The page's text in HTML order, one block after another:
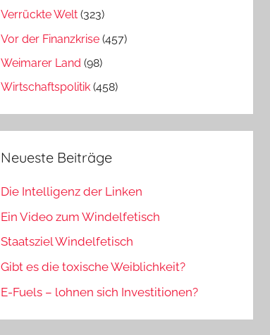
Verrückte Welt (323)
Vor der Finanzkrise (457)
Weimarer Land (98)
Wirtschaftspolitik (458)
Neueste Beiträge
Die Intelligenz der Linken
Ein Video zum Windelfetisch
Staatsziel Windelfetisch
Gibt es die toxische Weiblichkeit?
E-Fuels – lohnen sich Investitionen?